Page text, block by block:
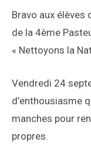
Bravo aux élèves
de la 4ème
« Nettoyons la
Vendredi 24
d’enthousiasme
manches pour
propres.